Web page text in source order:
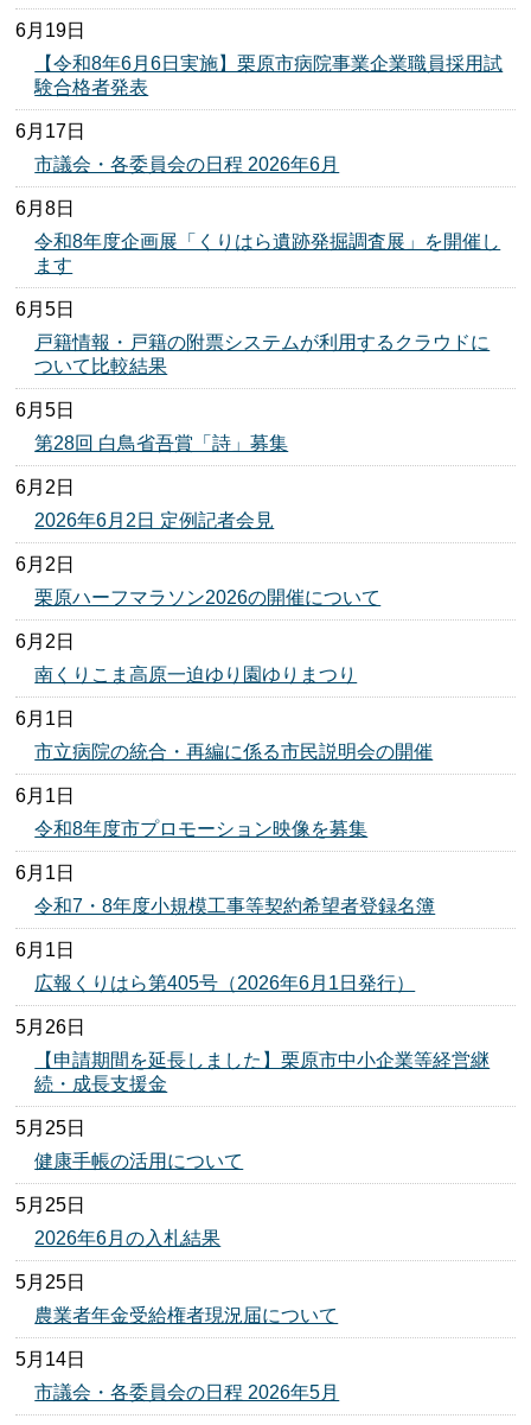
6月19日
【令和8年6月6日実施】栗原市病院事業企業職員採用試
験合格者発表
6月17日
市議会・各委員会の日程 2026年6月
6月8日
令和8年度企画展「くりはら遺跡発掘調査展」を開催し
ます
6月5日
戸籍情報・戸籍の附票システムが利用するクラウドに
ついて比較結果
6月5日
第28回 白鳥省吾賞「詩」募集
6月2日
2026年6月2日 定例記者会見
6月2日
栗原ハーフマラソン2026の開催について
6月2日
南くりこま高原一迫ゆり園ゆりまつり
6月1日
市立病院の統合・再編に係る市民説明会の開催
6月1日
令和8年度市プロモーション映像を募集
6月1日
令和7・8年度小規模工事等契約希望者登録名簿
6月1日
広報くりはら第405号（2026年6月1日発行）
5月26日
【申請期間を延長しました】栗原市中小企業等経営継
続・成長支援金
5月25日
健康手帳の活用について
5月25日
2026年6月の入札結果
5月25日
農業者年金受給権者現況届について
5月14日
市議会・各委員会の日程 2026年5月